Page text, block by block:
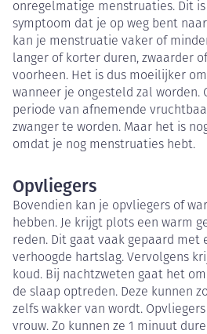
onregelmatige menstruaties. Dit
symptoom dat je op weg bent
kan je menstruatie vaker of
langer of korter duren, zwaarder
voorheen. Het is dus moeilijker
wanneer je ongesteld zal worden.
periode van afnemende
zwanger te worden. Maar het is
omdat je nog menstruaties hebt.
Opvliegers
Bovendien kan je opvliegers of
hebben. Je krijgt plots een warm
reden. Dit gaat vaak gepaard met
verhoogde hartslag. Vervolgens
koud. Bij nachtzweten gaat het
de slaap optreden. Deze kunnen
zelfs wakker van wordt.
vrouw. Zo kunnen ze 1 minuut